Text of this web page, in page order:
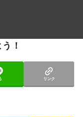
！
リンク